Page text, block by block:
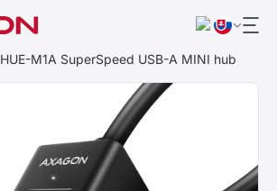
HUE-M1A SuperSpeed USB-A MINI hub